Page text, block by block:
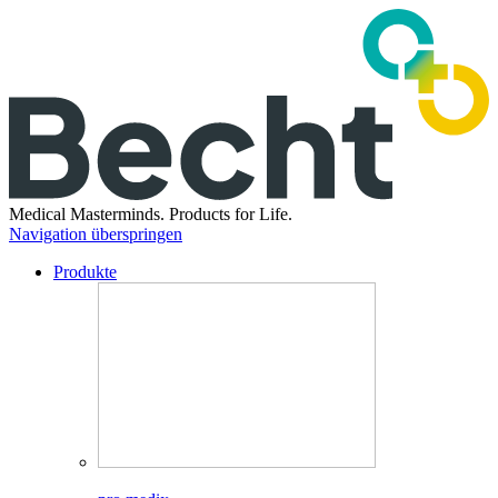
Medical Masterminds. Products for Life.
Navigation überspringen
Produkte